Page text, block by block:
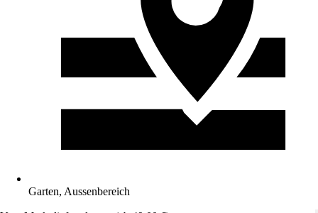
Garten, Aussenbereich